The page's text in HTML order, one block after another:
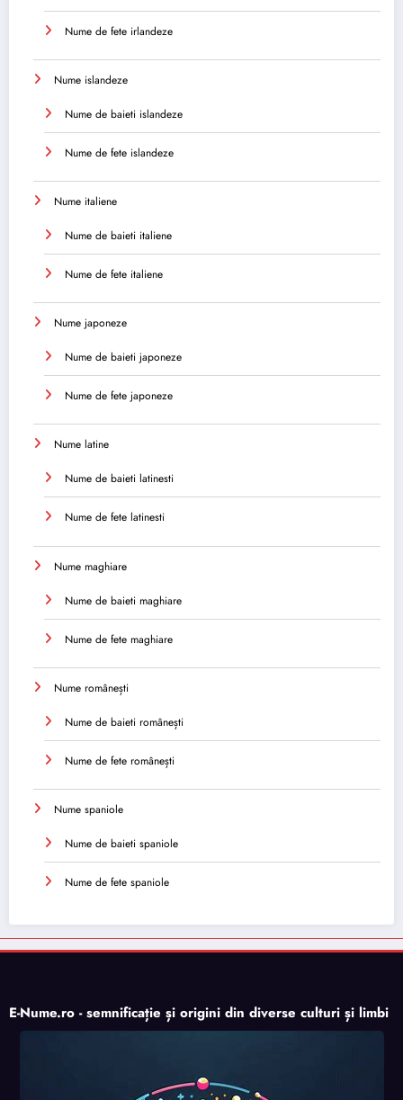
Nume de fete irlandeze
Nume islandeze
Nume de baieti islandeze
Nume de fete islandeze
Nume italiene
Nume de baieti italiene
Nume de fete italiene
Nume japoneze
Nume de baieti japoneze
Nume de fete japoneze
Nume latine
Nume de baieti latinesti
Nume de fete latinesti
Nume maghiare
Nume de baieti maghiare
Nume de fete maghiare
Nume românești
Nume de baieti românești
Nume de fete românești
Nume spaniole
Nume de baieti spaniole
Nume de fete spaniole
E-Nume.ro - semnificație și origini din diverse culturi și limbi